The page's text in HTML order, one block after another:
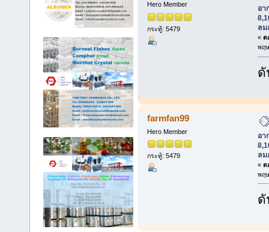
Hero Member
กระทู้: 5479
อา
ลม
« ต
พฤ
ดั
farmfan99
Hero Member
กระทู้: 5479
อา
ลม
« ต
พฤ
ดั